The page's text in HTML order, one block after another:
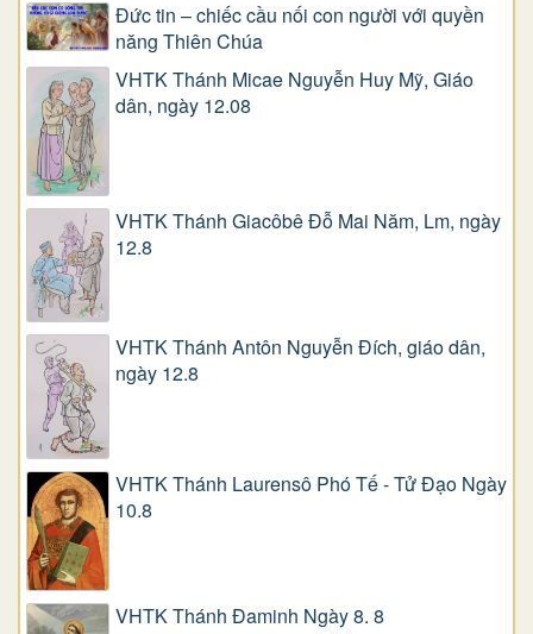
Đức tin – chiếc cầu nối con người với quyền
năng Thiên Chúa
VHTK Thánh Micae Nguyễn Huy Mỹ, Giáo
dân, ngày 12.08
VHTK Thánh Giacôbê Ðỗ Mai Năm, Lm, ngày
12.8
VHTK Thánh Antôn Nguyễn Ðích, giáo dân,
ngày 12.8
VHTK Thánh Laurensô Phó Tế - Tử Đạo Ngày
10.8
VHTK Thánh Đaminh Ngày 8. 8